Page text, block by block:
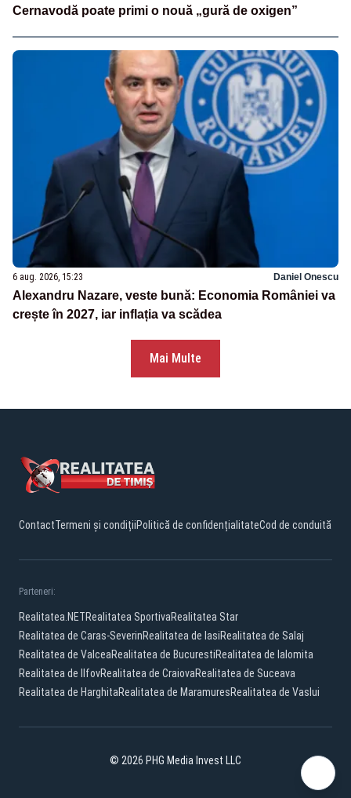
Cernavodă poate primi o nouă „gură de oxigen”
6 aug. 2026, 15:23 Daniel Onescu
Alexandru Nazare, veste bună: Economia României va
crește în 2027, iar inflația va scădea
Mai Multe
ContactTermeni și condițiiPolitică de confidențialitateCod de conduită
Parteneri:
Realitatea.NETRealitatea SportivaRealitatea Star
Realitatea de Caras-SeverinRealitatea de IasiRealitatea de Salaj
Realitatea de ValceaRealitatea de BucurestiRealitatea de Ialomita
Realitatea de IlfovRealitatea de CraiovaRealitatea de Suceava
Realitatea de HarghitaRealitatea de MaramuresRealitatea de Vaslui
© 2026 PHG Media Invest LLC